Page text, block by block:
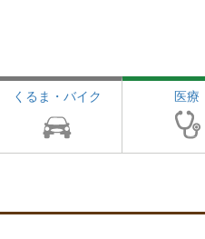
くるま・バイク 医療